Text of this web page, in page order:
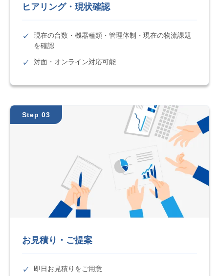
ヒアリング・現状確認
現在の台数・機器種類・管理体制・現在の物流課題
を確認
対面・オンライン対応可能
Step 03
お見積り・ご提案
即日お見積りをご用意